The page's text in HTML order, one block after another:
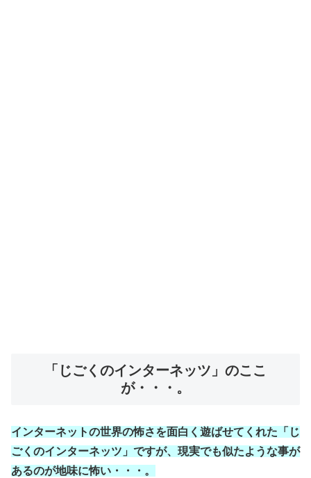
「じごくのインターネッツ」のここ
が・・・。
インターネットの世界の怖さを面白く遊ばせてくれた「じ
ごくのインターネッツ」ですが、現実でも似たような事が
あるのが地味に怖い・・・。